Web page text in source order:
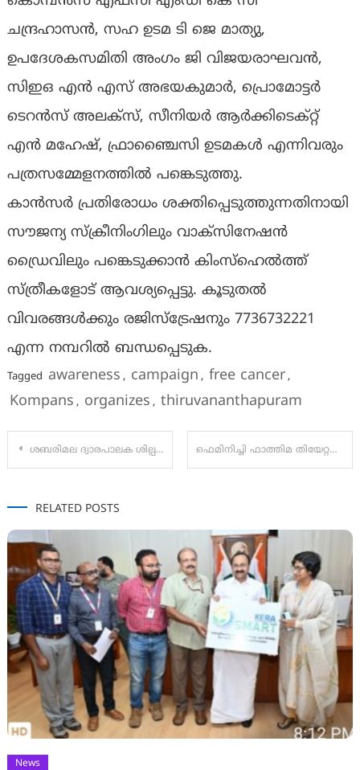
ചന്ദ്രഹാസൻ, സഹ ഉടമ ടി ജെ മാത്യു,
ഉപദേശകസമിതി അംഗം ജി വിജയരാഘവൻ,
സിഇഒ എൻ എസ് അഭയകുമാർ, പ്രൊമോട്ടർ
ടെറൻസ് അലക്സ്, സീനിയർ ആർക്കിടെക്റ്റ്
എൻ മഹേഷ്, ഫ്രാഞ്ചൈസി ഉടമകൾ എന്നിവരും
പത്രസമ്മേളനത്തിൽ പങ്കെടുത്തു.
കാൻസർ പ്രതിരോധം ശക്തിപ്പെടുത്തുന്നതിനായി
സൗജന്യ സ്‌ക്രീനിംഗിലും വാക്‌സിനേഷൻ
ഡ്രൈവിലും പങ്കെടുക്കാൻ കിംസ്ഹെൽത്ത്
സ്ത്രീകളോട് ആവശ്യപ്പെട്ടു. കൂടുതൽ
വിവരങ്ങൾക്കും രജിസ്ട്രേഷനും 7736732221
എന്ന നമ്പറിൽ ബന്ധപ്പെടുക.
Tagged awareness , campaign , free cancer,
Kompans , organizes , thiruvananthapuram
Post
ശബരിമല ദ്വാരപാലക ശില്പങ്ങളിലെ സ്വര്‍ണ്ണ പൂശല്‍ വിവാദം; അന്വേഷണം ശരിയായ ദിശയിലെന്ന് സുകുമാരന്‍ നായര്‍ ഫെമിനിച്ചി ഫാത്തിമ തിയേറ്ററുകളിലേക്ക്; പുതിയ ട്രെയിലർ എത്തി
RELATED POSTS
News